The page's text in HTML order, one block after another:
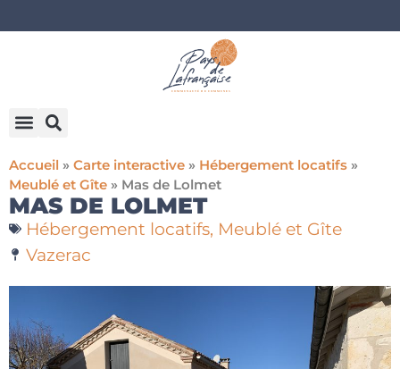
Accueil » Carte interactive » Hébergement locatifs »
Meublé et Gîte » Mas de Lolmet
MAS DE LOLMET
Hébergement locatifs, Meublé et Gîte
Vazerac